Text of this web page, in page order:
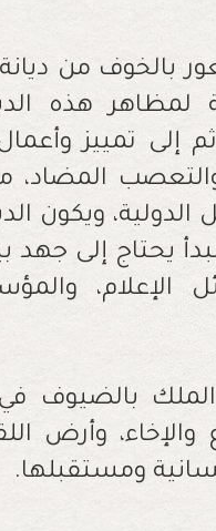
بالخوف من ديانة
لمظاهر هذه
إلى تمييز
المضاد،
الدولية، ويكون
يحتاج إلى جهد
بالضيوف في
وأرض
ومستقبلها.